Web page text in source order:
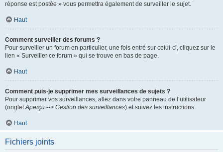
réponse est postée » vous permettra également de surveiller le sujet.
Haut
Comment surveiller des forums ?
Pour surveiller un forum en particulier, une fois entré sur celui-ci, cliquez sur le
lien « Surveiller ce forum » qui se trouve en bas de page.
Haut
Comment puis-je supprimer mes surveillances de sujets ?
Pour supprimer vos surveillances, allez dans votre panneau de l’utilisateur
(ongletAperçu --> Gestion des surveillances) et suivez les instructions.
Haut
Fichiers joints